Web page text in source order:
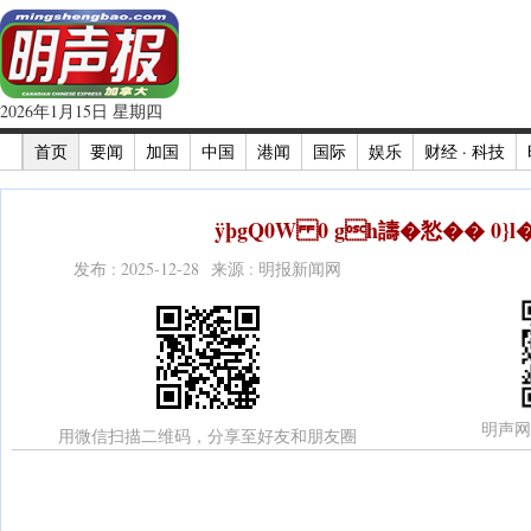
2026年1月15日 星期四
首页
要闻 加国 中国 港闻 国际 娱乐 财经 · 科技
ÿþgQ0W 0 gh譸�悐��
发布 : 2025-12-28 来源 : 明报新闻网
用微信扫描二维码，分享至好友和朋友圈 明声